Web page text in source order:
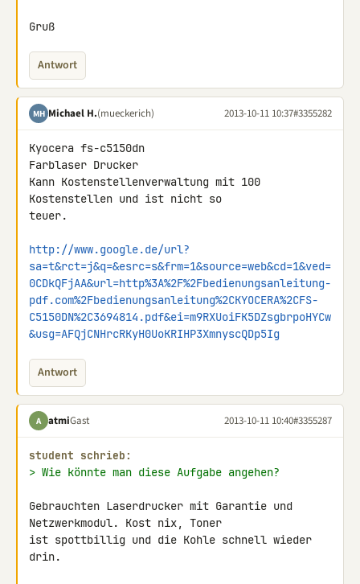
Gruß
Antwort
MH Michael H.(mueckerich) 2013-10-11 10:37#3355282
Kyocera fs-c5150dn
Farblaser Drucker
Kann Kostenstellenverwaltung mit 100
Kostenstellen und ist nicht so
teuer.
http://www.google.de/url?
sa=t&rct=j&q=&esrc=s&frm=1&source=web&cd=1&ved=
0CDkQFjAA&url=http%3A%2F%2Fbedienungsanleitung-
pdf.com%2Fbedienungsanleitung%2CKYOCERA%2CFS-
C5150DN%2C3694814.pdf&ei=m9RXUoiFK5DZsgbrpoHYCw
&usg=AFQjCNHrcRKyH0UoKRIHP3XmnyscQDp5Ig
Antwort
A atmiGast 2013-10-11 10:40#3355287
student schrieb:
> Wie könnte man diese Aufgabe angehen?
Gebrauchten Laserdrucker mit Garantie und
Netzwerkmodul. Kost nix, Toner
ist spottbillig und die Kohle schnell wieder
drin.